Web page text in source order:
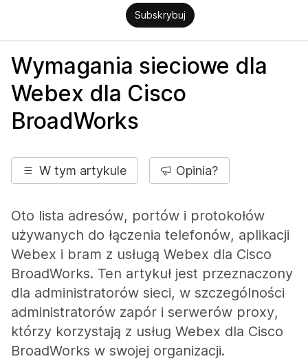
Subskrybuj
Wymagania sieciowe dla
Webex dla Cisco
BroadWorks
W tym artykule Opinia?
Oto lista adresów, portów i protokołów
używanych do łączenia telefonów, aplikacji
Webex i bram z usługą Webex dla Cisco
BroadWorks. Ten artykuł jest przeznaczony
dla administratorów sieci, w szczególności
administratorów zapór i serwerów proxy,
którzy korzystają z usług Webex dla Cisco
BroadWorks w swojej organizacji.